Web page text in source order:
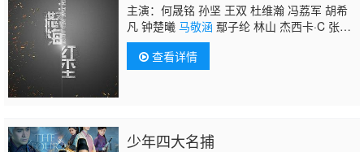
主演：何晟铭 孙坚 王双 杜维瀚 冯荔军 胡希
凡 钟楚曦 马敬涵 鄢子纶 林山 杰西卡·C 张晨
光 罗嘉良
查看详情
少年四大名捕